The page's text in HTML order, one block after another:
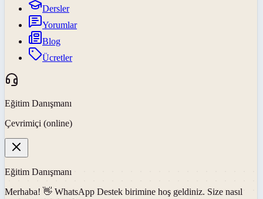
Dersler
Yorumlar
Blog
Ücretler
Eğitim Danışmanı
Çevrimiçi (online)
Eğitim Danışmanı
Merhaba! 👋 WhatsApp Destek birimine hoş geldiniz. Size nasıl